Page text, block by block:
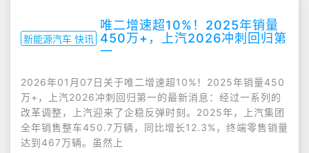
新能源汽车 快讯
唯二增速超10%！2025年销量
450万+，上汽2026冲刺回归第
一
2026年01月07日关于唯二增速超10%！2025年销量450
万+，上汽2026冲刺回归第一的最新消息：经过一系列的
改革调整，上汽迎来了企稳反弹时刻。2025年，上汽集团
全年销售整车450.7万辆，同比增长12.3%，终端零售销量
达到467万辆。虽然上